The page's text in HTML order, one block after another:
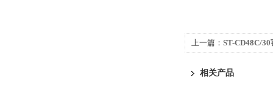
上一篇： ST-CD48C/
相关产品